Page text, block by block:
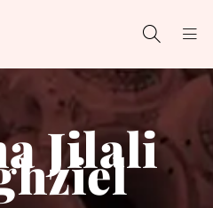
Jilali